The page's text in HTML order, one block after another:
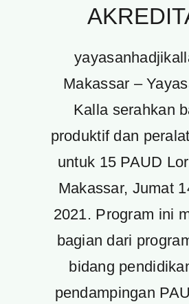
Makassar –
Kalla serahkan
produktif dan
untuk 15 PAUD
Makassar, Jumat
2021. Program ini
bagian dari
bidang
pendampingan